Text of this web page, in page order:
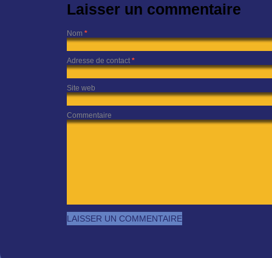
Laisser un commentaire
Nom *
Adresse de contact *
Site web
Commentaire